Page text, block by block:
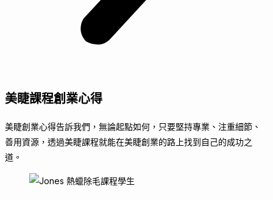
美睫課程創業心得
美睫創業心得告訴我們，無論起點如何，只要堅持專業、注重細節、
善用資源，透過美睫課程就能在美睫創業的路上找到自己的成功之
道。